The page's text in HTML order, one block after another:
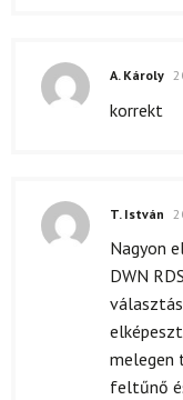
A. Károly
korrekt
T. István
Nagyon
DWN
melegen
feltűnő